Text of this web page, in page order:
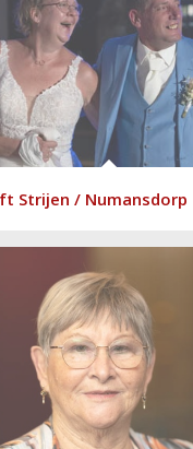
Strijen / Numansdorp